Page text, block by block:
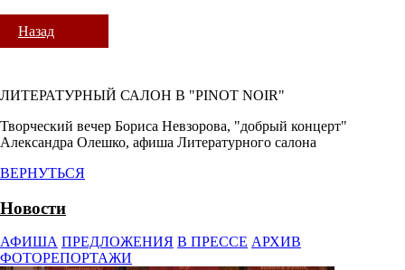
Назад
ЛИТЕРАТУРНЫЙ САЛОН В "PINOT NOIR"
Творческий вечер Бориса Невзорова, "добрый концерт"
Александра Олешко, афиша Литературного салона
ВЕРНУТЬСЯ
Новости
АФИША ПРЕДЛОЖЕНИЯ В ПРЕССЕ АРХИВ
ФОТОРЕПОРТАЖИ